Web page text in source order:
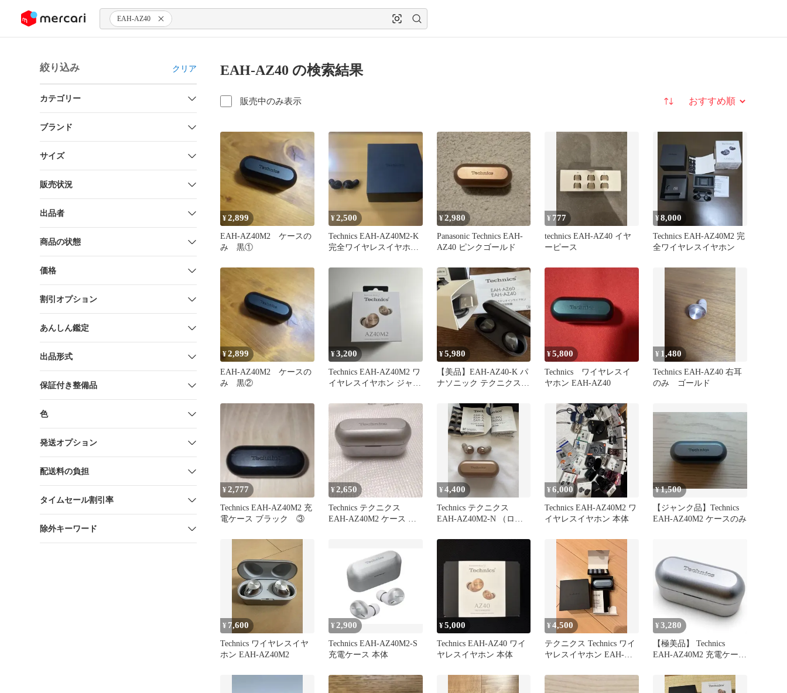
ツにスキップ EAH-AZ40
絞り込み クリア
カテゴリー
ブランド
サイズ
販売状況
出品者
商品の状態
価格
割引オプション
あんしん鑑定
出品形式
保証付き整備品
色
発送オプション
配送料の負担
タイムセール割引率
除外キーワード
EAH-AZ40 の検索結果
販売中のみ表示 並び替え
¥2,899
EAH-AZ40M2 ケースの
み 黒①
¥2,500
Technics EAH-AZ40M2-K
完全ワイヤレスイヤホン
¥2,980
Panasonic Technics EAH-
AZ40 ピンクゴールド
¥ 777
technics EAH-AZ40 イヤ
ーピース
¥8,000
Technics EAH-AZ40M2 完
全ワイヤレスイヤホン
¥2,899
EAH-AZ40M2 ケースの
み 黒②
¥3,200
Technics EAH-AZ40M2 ワ
イヤレスイヤホン ジャン
¥5,980
【美品】EAH-AZ40-K パ
ナソニック テクニクス
¥5,800
Technics ワイヤレスイ
ヤホン EAH-AZ40
¥ 1,480
Technics EAH-AZ40 右耳
のみ ゴールド
¥2,777
Technics EAH-AZ40M2 充
電ケース ブラック ③
¥2,650
Technics テクニクス
EAH-AZ40M2 ケース 充
¥4,400
Technics テクニクス
EAH-AZ40M2-N （ロー
¥6,000
Technics EAH-AZ40M2 ワ
イヤレスイヤホン 本体
¥1,500
【ジャンク品】Technics
EAH-AZ40M2 ケースのみ
¥ 7,600
Technics ワイヤレスイヤ
ホン EAH-AZ40M2
¥ 2,900
Technics EAH-AZ40M2-S
充電ケース 本体
¥5,000
Technics EAH-AZ40 ワイ
ヤレスイヤホン 本体
¥4,500
テクニクス Technics ワイ
ヤレスイヤホン EAH-
¥ 3,280
【極美品】 Technics
EAH-AZ40M2 充電ケース